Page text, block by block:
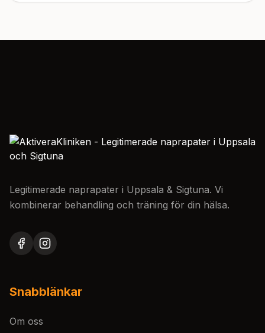
Legitimerade naprapater i Uppsala & Sigtuna. Vi
kombinerar behandling och träning för din hälsa.
Snabblänkar
Om oss